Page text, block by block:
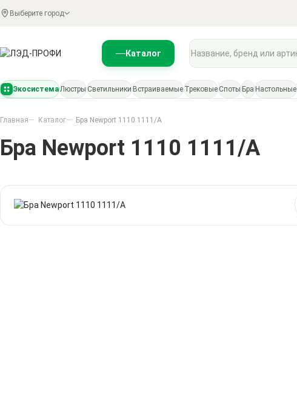
Выберите город
Каталог
Поиск по каталогу
ЭкосистемаЛюстры Светильники Встраиваемые Трековые Споты Бра Настольные
Главная Каталог Бра Newport 1110 1111/A
Бра Newport 1110 1111/A